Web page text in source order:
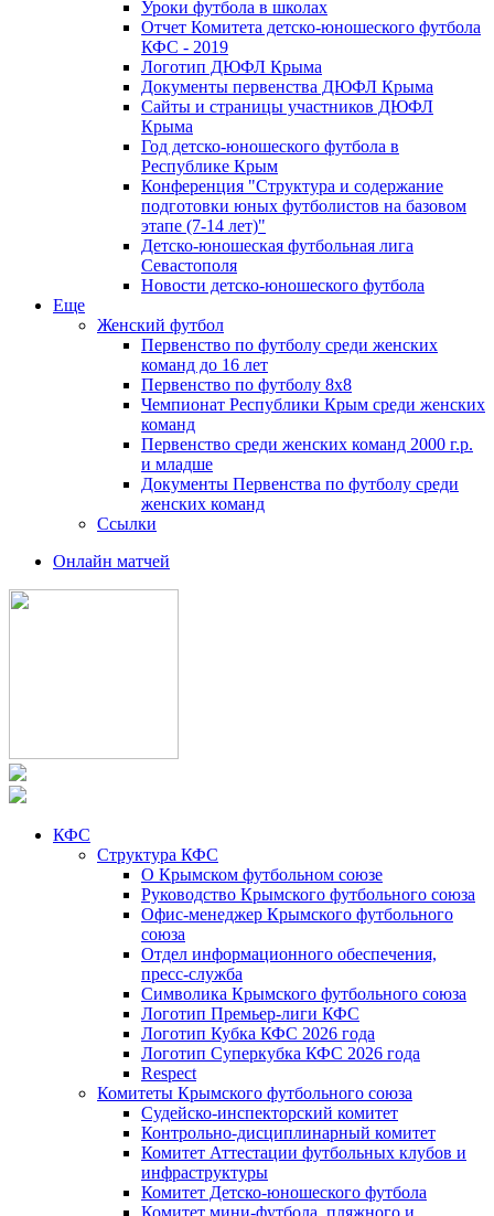
Уроки футбола в школах
Отчет Комитета детско-юношеского футбола
КФС - 2019
Логотип ДЮФЛ Крыма
Документы первенства ДЮФЛ Крыма
Сайты и страницы участников ДЮФЛ
Крыма
Год детско-юношеского футбола в
Республике Крым
Конференция "Структура и содержание
подготовки юных футболистов на базовом
этапе (7-14 лет)"
Детско-юношеская футбольная лига
Севастополя
Новости детско-юношеского футбола
Еще
Женский футбол
Первенство по футболу среди женских
команд до 16 лет
Первенство по футболу 8х8
Чемпионат Республики Крым среди женских
команд
Первенство среди женских команд 2000 г.р.
и младше
Документы Первенства по футболу среди
женских команд
Ссылки
Онлайн матчей
КФС
Структура КФС
О Крымском футбольном союзе
Руководство Крымского футбольного союза
Офис-менеджер Крымского футбольного
союза
Отдел информационного обеспечения,
пресс-служба
Символика Крымского футбольного союза
Логотип Премьер-лиги КФС
Логотип Кубка КФС 2026 года
Логотип Суперкубка КФС 2026 года
Respect
Комитеты Крымского футбольного союза
Судейско-инспекторский комитет
Контрольно-дисциплинарный комитет
Комитет Аттестации футбольных клубов и
инфраструктуры
Комитет Детско-юношеского футбола
Комитет мини-футбола, пляжного и